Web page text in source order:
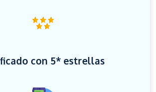
con 5* estrellas